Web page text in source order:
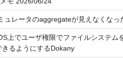
ュレータのaggregateが見えなくなっ
上でユーザ権限でファイルシステム
きるようにするDokany